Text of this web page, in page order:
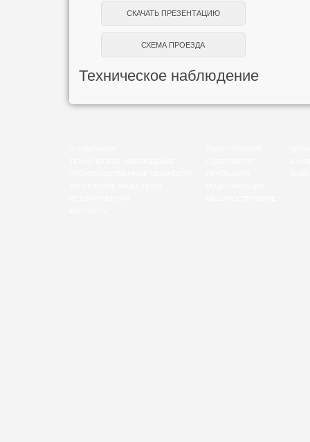
СКАЧАТЬ ПРЕЗЕНТАЦИЮ
СХЕМА ПРОЕЗДА
Техническое наблюдение